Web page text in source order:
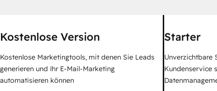
Kostenlose Version
Kostenlose Marketingtools, mit denen Sie Leads
generieren und Ihr E-Mail-Marketing
automatisieren können
Starter
Unverzichtbare
Kundenservice